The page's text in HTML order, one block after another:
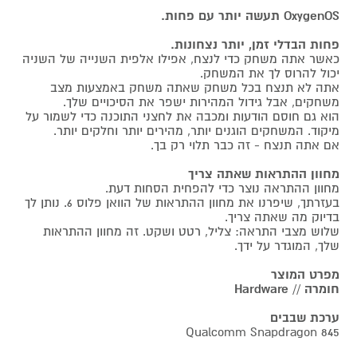
OxygenOS תעשה יותר עם פחות.
פחות הבדלי זמן, יותר נצחונות.
כאשר אתה משחק כדי לנצח, אפילו אלפית השנייה של השניה
יכול להרוס לך את המשחק.
אתה לא תנצח בכל משחק שאתה משחק באמצעות מצב
משחקים, אבל גידול המהירות ישפר את הסיכויים שלך.
הוא גם חוסם הודעות ומכבה את לחצני התוכנה כדי לשמור על
מיקוד. המשחקים הוגנים יותר, מהירים יותר וחלקים יותר.
אם אתה תנצח - זה כבר תלוי רק בך.
מחוון ההתראות שאתה צריך
מחוון ההתראה נוצר כדי להפחית הסחות דעת.
בעזרתך, שיפרנו את מחוון ההתראות של הוואן פלוס 6. נותן לך
בדיוק מה שאתה צריך.
שלוש מצבי התראה: צליל, רטט ושקט. זה מחוון ההתראות
שלך, המוגדר על ידך.
מפרט המוצר
חומרה // Hardware
ערכת שבבים
Qualcomm Snapdragon 845